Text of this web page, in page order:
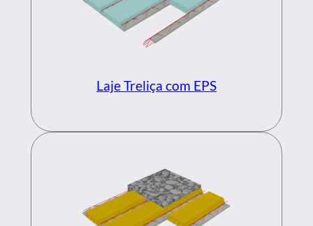
Laje Treliça com EPS